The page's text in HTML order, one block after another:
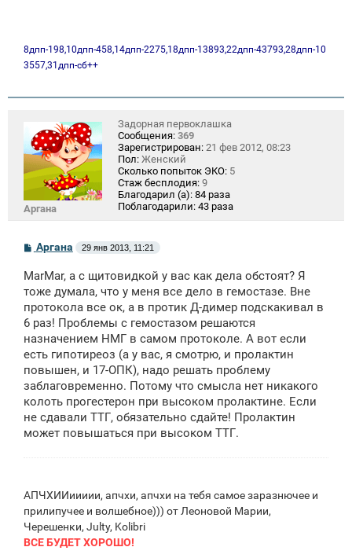
8дпп-198,10дпп-458,14дпп-2275,18дпп-13893,22дпп-43793,28дпп-10
3557,31дпп-сб++
Аргана
Задорная первоклашка
Сообщения: 369
Зарегистрирован: 21 фев 2012, 08:23
Пол: Женский
Сколько попыток ЭКО: 5
Стаж бесплодия: 9
Благодарил (а): 84 раза
Поблагодарили: 43 раза
С
б
щ
н
и
Аргана 29 янв 2013, 11:21
MarMar, а с щитовидкой у вас как дела обстоят? Я
тоже думала, что у меня все дело в гемостазе. Вне
протокола все ок, а в протик Д-димер подскакивал в
6 раз! Проблемы с гемостазом решаются
назначением НМГ в самом протоколе. А вот если
есть гипотиреоз (а у вас, я смотрю, и пролактин
повышен, и 17-ОПК), надо решать проблему
заблаговременно. Потому что смысла нет никакого
колоть прогестерон при высоком пролактине. Если
не сдавали ТТГ, обязательно сдайте! Пролактин
может повышаться при высоком ТТГ.
АПЧХИИиииии, апчхи, апчхи на тебя самое заразнючее и
прилипучее и волшебное))) от Леоновой Марии,
Черешенки, Julty, Kolibri
ВСЕ БУДЕТ ХОРОШО!